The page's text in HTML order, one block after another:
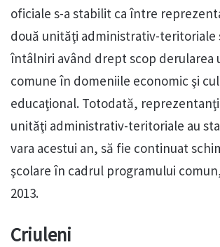
oficiale s-a stabilit ca între
două unităţi administrativ-teritoriale
întâlniri având drept scop derularea
comune în domeniile economic şi
educaţional. Totodată,
unităţi administrativ-teritoriale au
vara acestui an, să fie continuat
şcolare în cadrul programului
2013.
Criuleni